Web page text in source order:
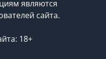
являются
сайта.
18+